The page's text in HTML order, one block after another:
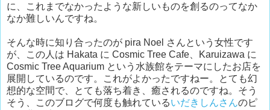
に、これまでなかったような新しいものを創るのってなか
なか難しいんですね。
そんな時に知り合ったのが pira Noel さんという女性です
が、この人は Hakata に Cosmic Tree Cafe、Karuizawa に
Cosmic Tree Aquarium という水族館をテーマにしたお店を
展開しているのです。これがよかったですねー。とても幻
想的な空間で、とても落ち着き、癒されるのですね。そう
そう、このブログで何度も触れているいだきしんさんのピ